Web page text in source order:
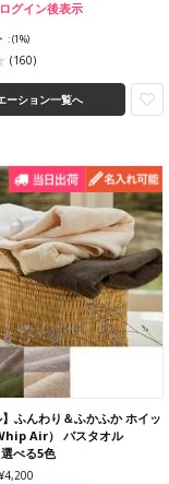
ログイン後表示
:(1%)
(160)
ーション一覧へ
】ふんわり＆ふかふか ホイッ
Air） バスタオル
べる5色
¥4,200